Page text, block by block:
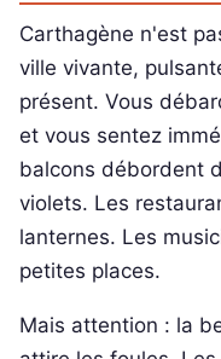
Carthagène n'est
ville vivante,
présent. Vous
et vous sentez
balcons débordent
violets. Les
lanternes. Les
petites places.
Mais attention : la